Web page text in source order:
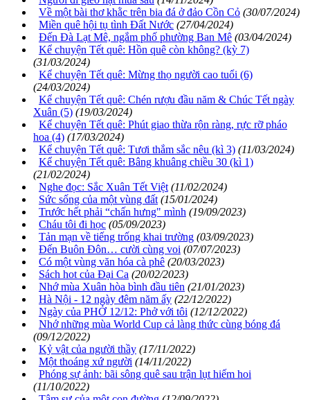
Về một bài thơ khằc trên bia đá ở đảo Cồn Cỏ (30/07/2024)
Miền quê hội tụ tình Đất Nước (27/04/2024)
Đến Đà Lạt Mê, ngắm phố phường Ban Mê (03/04/2024)
Kể chuyện Tết quê: Hồn quê còn không? (kỳ 7)
(31/03/2024)
Kể chuyện Tết quê: Mừng thọ người cao tuổi (6)
(24/03/2024)
Kể chuyện Tết quê: Chén rượu đầu năm & Chúc Tết ngày
Xuân (5) (19/03/2024)
Kể chuyện Tết quê: Phút giao thừa rộn ràng, rực rỡ pháo
hoa (4) (17/03/2024)
Kể chuyện Tết quê: Tươi thắm sắc nêu (kì 3) (11/03/2024)
Kể chuyện Tết quê: Bâng khuâng chiều 30 (kì 1)
(21/02/2024)
Nghe đọc: Sắc Xuân Tết Việt (11/02/2024)
Sức sống của một vùng đất (15/01/2024)
Trước hết phải “chấn hưng" mình (19/09/2023)
Cháu tôi đi học (05/09/2023)
Tản mạn về tiếng trống khai trường (03/09/2023)
Đến Buôn Đôn… cười cùng voi (07/07/2023)
Có một vùng văn hóa cà phê (20/03/2023)
Sách hot của Đại Ca (20/02/2023)
Nhớ mùa Xuân hòa bình đầu tiên (21/01/2023)
Hà Nội - 12 ngày đêm năm ấy (22/12/2022)
Ngày của PHỞ 12/12: Phở với tôi (12/12/2022)
Nhớ những mùa World Cup cả làng thức cùng bóng đá
(09/12/2022)
Kỷ vật của người thầy (17/11/2022)
Một thoáng xứ người (14/11/2022)
Phóng sự ảnh: bãi sông quê sau trận lụt hiếm hoi
(11/10/2022)